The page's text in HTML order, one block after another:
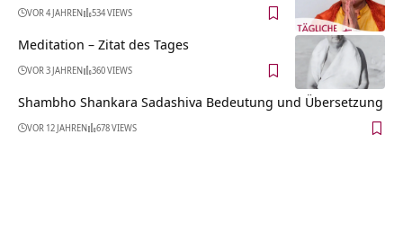
VOR 4 JAHREN 534 VIEWS
Meditation – Zitat des Tages
VOR 3 JAHREN 360 VIEWS
Shambho Shankara Sadashiva Bedeutung und Übersetzung
VOR 12 JAHREN 678 VIEWS